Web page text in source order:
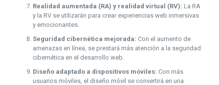
Realidad aumentada (RA) y realidad virtual (RV): La RA
y la RV se utilizarán para crear experiencias web inmersivas
y emocionantes.
Seguridad cibernética mejorada: Con el aumento de
amenazas en línea, se prestará más atención a la seguridad
cibernética en el desarrollo web.
Diseño adaptado a dispositivos móviles: Con más
usuarios móviles, el diseño móvil se convertirá en una